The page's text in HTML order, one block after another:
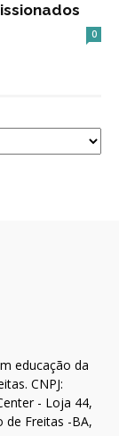
0
educação da
CNPJ:
- Loja 44,
de Freitas -BA,